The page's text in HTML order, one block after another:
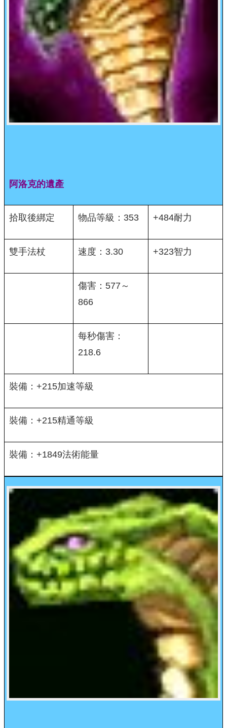
阿洛克的遺產
拾取後綁定 物品等級：353 +484耐力
雙手法杖 速度：3.30 +323智力
傷害：577～
866
每秒傷害：
218.6
裝備：+215加速等級
裝備：+215精通等級
裝備：+1849法術能量